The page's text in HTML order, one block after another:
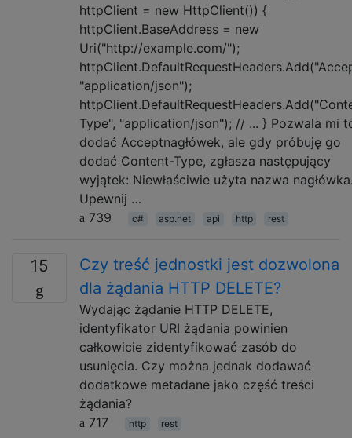
httpClient = new HttpClient()) {
httpClient.BaseAddress = new
Uri("http://example.com/");
"application/json");
Type", "application/json"); // ... } Pozwala mi
dodać Acceptnagłówek, ale gdy próbuję go
dodać Content-Type, zgłasza następujący
wyjątek: Niewłaściwie użyta nazwa
Upewnij …
739
c# asp.net api http rest
15
Czy treść jednostki jest dozwolona
dla żądania HTTP DELETE?
Wydając żądanie HTTP DELETE,
identyfikator URI żądania powinien
całkowicie zidentyfikować zasób do
usunięcia. Czy można jednak dodawać
dodatkowe metadane jako część treści
żądania?
717
http rest